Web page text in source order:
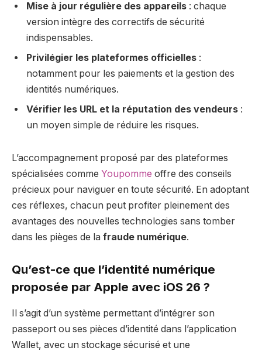
Mise à jour régulière des appareils : chaque
version intègre des correctifs de sécurité
indispensables.
Privilégier les plateformes officielles :
notamment pour les paiements et la gestion des
identités numériques.
Vérifier les URL et la réputation des vendeurs :
un moyen simple de réduire les risques.
L’accompagnement proposé par des plateformes
spécialisées comme Youpomme offre des conseils
précieux pour naviguer en toute sécurité. En adoptant
ces réflexes, chacun peut profiter pleinement des
avantages des nouvelles technologies sans tomber
dans les pièges de la fraude numérique.
Qu’est-ce que l’identité numérique
proposée par Apple avec iOS 26 ?
Il s’agit d’un système permettant d’intégrer son
passeport ou ses pièces d’identité dans l’application
Wallet, avec un stockage sécurisé et une